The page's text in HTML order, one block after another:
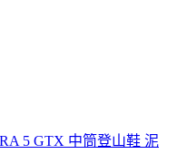
5 GTX 中筒登山鞋 泥